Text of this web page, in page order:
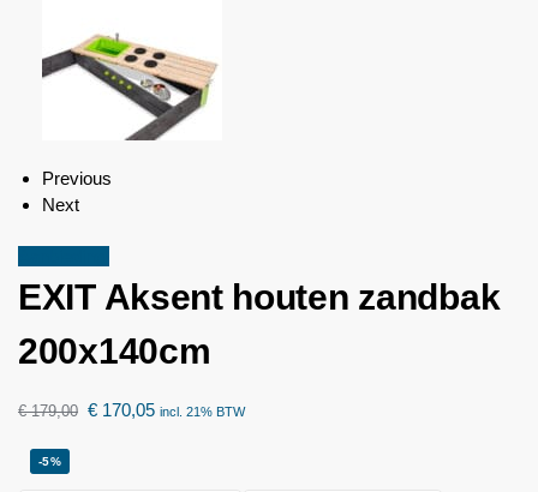
Previous
Next
EXIT Aksent houten zandbak
200x140cm
€179,00 € 170,05 incl. 21% BTW
-5%